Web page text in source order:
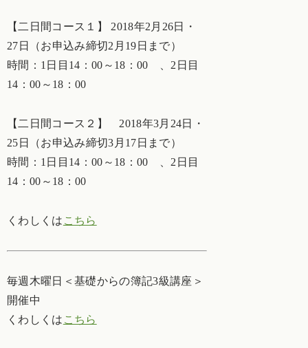
【二日間コース１】 2018年2月26日・
27日（お申込み締切2月19日まで）
時間：1日目14：00～18：00 、2日目
14：00～18：00
【二日間コース２】 2018年3月24日・
25日（お申込み締切3月17日まで）
時間：1日目14：00～18：00 、2日目
14：00～18：00
くわしくは こちら
毎週木曜日＜基礎からの簿記3級講座＞
開催中
くわしくは こちら